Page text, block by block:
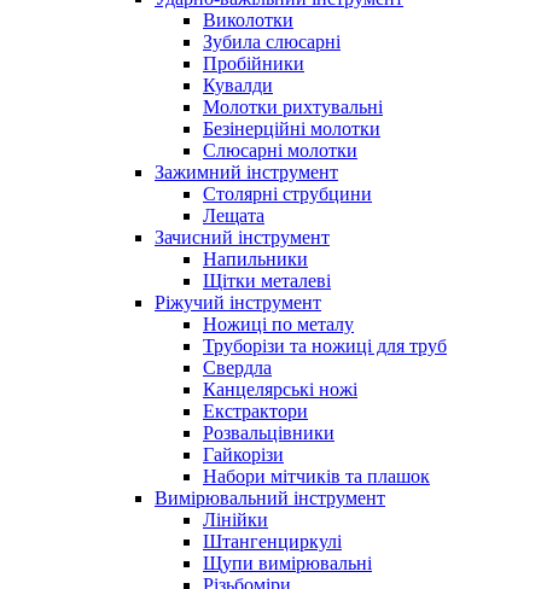
Виколотки
Зубила слюсарні
Пробійники
Кувалди
Молотки рихтувальні
Безінерційні молотки
Слюсарні молотки
Зажимний інструмент
Столярні струбцини
Лещата
Зачисний інструмент
Напильники
Щітки металеві
Ріжучий інструмент
Ножиці по металу
Труборізи та ножиці для труб
Свердла
Канцелярські ножі
Екстрактори
Розвальцівники
Гайкорізи
Набори мітчиків та плашок
Вимірювальний інструмент
Лінійки
Штангенциркулі
Щупи вимірювальні
Різьбоміри